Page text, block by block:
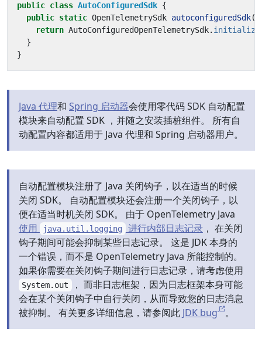
public class AutoConfiguredSdk {
public static OpenTelemetrySdk autoconfiguredSdk()
return AutoConfiguredOpenTelemetrySdk. initialize
}
}
Java 代理和 Spring 启动器会使用零代码 SDK 自动配置
模块来自动配置 SDK ，并随之安装插桩组件。 所有自
动配置内容都适用于 Java 代理和 Spring 启动器用户。
自动配置模块注册了 Java 关闭钩子，以在适当的时候
关闭 SDK。 自动配置模块还会注册一个关闭钩子，以
便在适当时机关闭 SDK。 由于 OpenTelemetry Java
使用
java.util.logging 进行内部日志记录 ， 在关闭
钩子期间可能会抑制某些日志记录。 这是 JDK 本身的
一个错误，而不是 OpenTelemetry Java 所能控制的。
如果你需要在关闭钩子期间进行日志记录，请考虑使用
System.out ， 而非日志框架，因为日志框架本身可能
会在某个关闭钩子中自行关闭，从而导致您的日志消息
被抑制。 有关更多详细信息，请参阅此 JDK bug 。